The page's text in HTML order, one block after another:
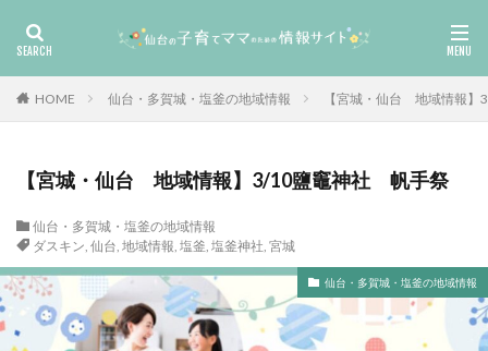
HOME 仙台・多賀城・塩釜の地域情報 【宮城・仙台 地域情報
【宮城・仙台 地域情報】3/10鹽竈神社 帆手祭
仙台・多賀城・塩釜の地域情報
ダスキン, 仙台, 地域情報, 塩釜, 塩釜神社, 宮城
仙台・多賀城・塩釜の地域情報